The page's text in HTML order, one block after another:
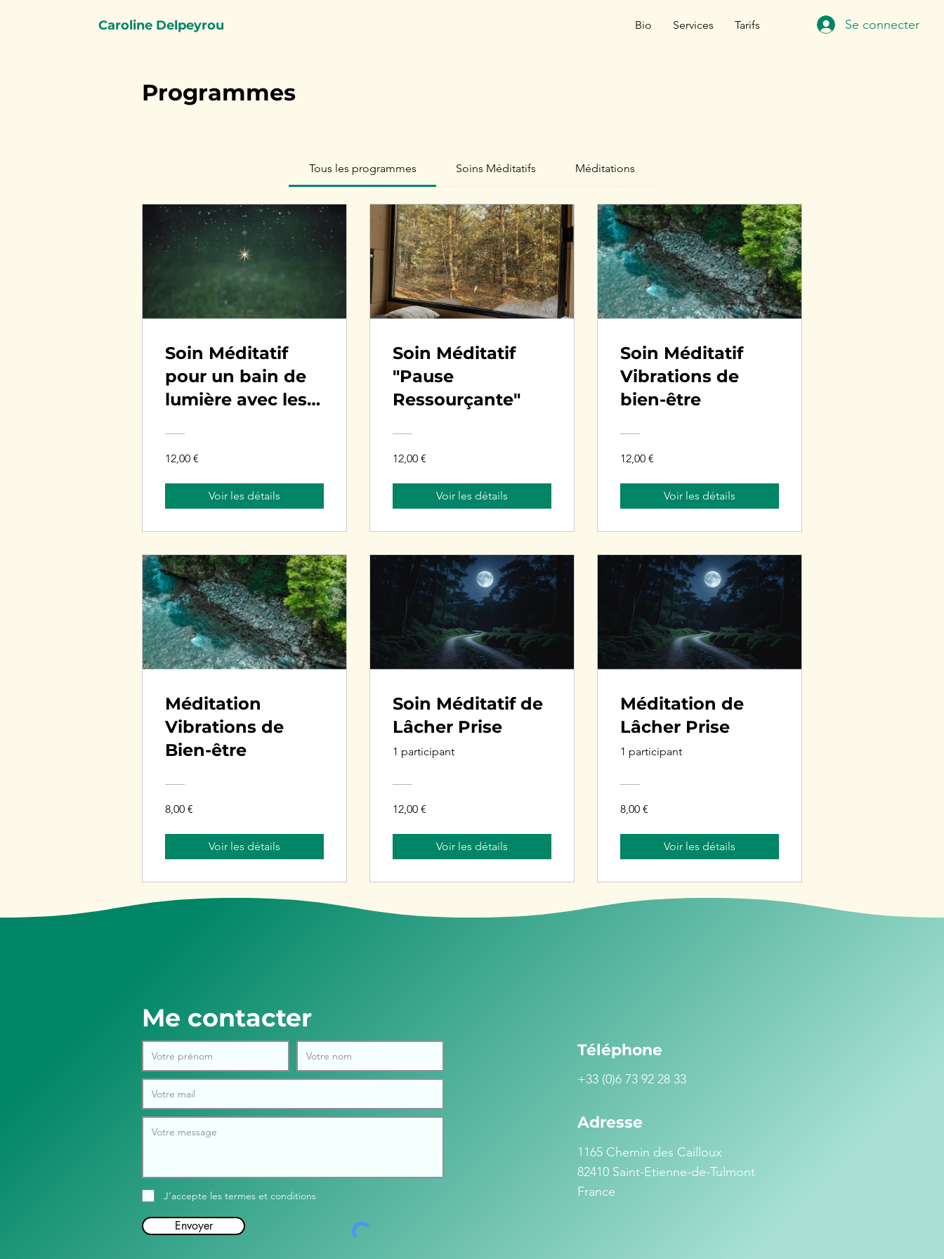
Caroline Delpeyrou Bio Services Tarifs Se connecter
Programmes
Tous les programmes Soins Méditatifs Méditations
Soin Méditatif
pour un bain de
lumière avec les
12,00 €
Voir les détails
Soin Méditatif
"Pause
Ressourçante"
12,00 €
Voir les détails
Soin Méditatif
Vibrations de
bien-être
12,00 €
Voir les détails
Méditation
Vibrations de
Bien-être
8,00 €
Voir les détails
Soin Méditatif de
Lâcher Prise
1 participant
12,00 €
Voir les détails
Méditation de
Lâcher Prise
1 participant
8,00 €
Voir les détails
Me contacter
J’accepte les termes et conditions
Envoyer
Téléphone
+33 (0)6 73 92 28 33
Adresse
1165 Chemin des Cailloux
82410 Saint-Etienne-de-Tulmont
France